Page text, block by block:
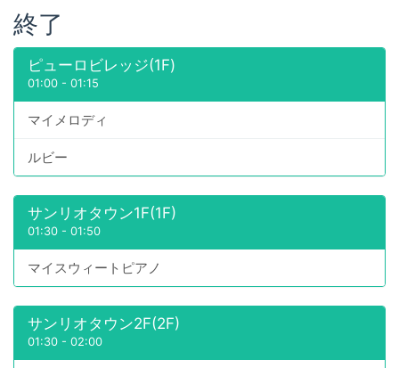
終了
ピューロビレッジ(1F)
01:00 - 01:15
マイメロディ
ルビー
サンリオタウン1F(1F)
01:30 - 01:50
マイスウィートピアノ
サンリオタウン2F(2F)
01:30 - 02:00